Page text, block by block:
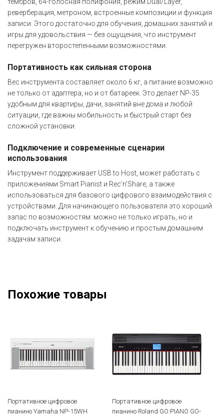
реверберация, метроном, встроенные композиции и функция
записи. Этого достаточно для обучения, домашних занятий и
игры для удовольствия — без ощущения, что инструмент
перегружен второстепенными возможностями.
Портативность как сильная сторона
Вес инструмента составляет около 6 кг, а питание возможно
не только от адаптера, но и от батареек. Это делает NP-35
удобным для квартиры, дачи, занятий вне дома и любой
ситуации, где важны мобильность и быстрый старт без
сложной установки.
Подключение и современные сценарии
использования
Инструмент поддерживает USB to Host, может работать с
приложениями Smart Pianist и Rec’n’Share, а также
использоваться для базового цифрового взаимодействия с
устройствами. Для начинающего пользователя это хороший
запас по возможностям: можно не только играть, но и
подключать инструмент к обучению и простым домашним
задачам записи.
Похожие товары
Портативное цифровое
пианино Yamaha NP-15WH
Портативное цифровое
пианино Roland GO:PIANO GO-